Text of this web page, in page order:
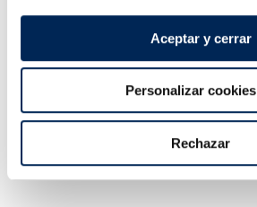
Aceptar y cerrar
Personalizar cookies
Rechazar